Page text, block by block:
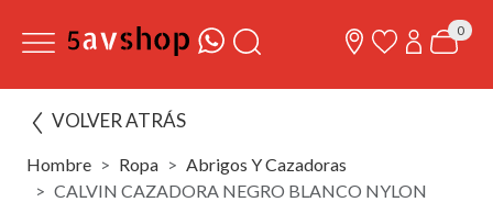
0
VOLVER ATRÁS
Hombre Ropa
Abrigos Y Cazadoras
CALVIN CAZADORA NEGRO BLANCO NYLON